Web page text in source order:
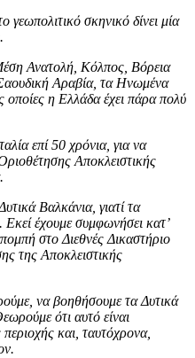
σκηνικό δίνει μία
Ανατολή, Κόλπος, Βόρεια
Αραβία, τα Ηνωμένα
οποίες η Ελλάδα έχει πάρα πολύ
επί 50 χρόνια, για να
Αποκλειστικής
Βαλκάνια, γιατί τα
έχουμε συμφωνήσει κατ’
στο Διεθνές Δικαστήριο
της Αποκλειστικής
να βοηθήσουμε τα Δυτικά
ότι αυτό είναι
και, ταυτόχρονα,